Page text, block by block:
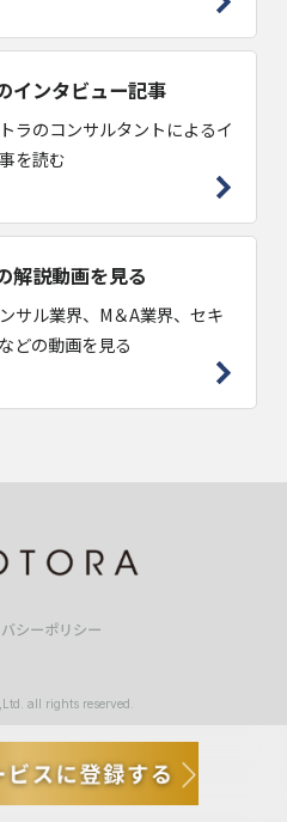
インタビュー記事
ラのコンサルタントによるイ
を読む
解説動画を見る
サル業界、M＆A業界、セキ
どの動画を見る
シーポリシー
all rights reserved.